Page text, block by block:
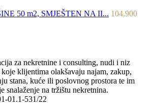
50 m2, SMJEŠTEN NA II... 104,900
za nekretnine i consulting, nudi i niz
klijentima olakšavaju najam, zakup,
stana, kuće ili poslovnog prostora te im
snalaženje na tržištu nekretnina.
01.1-531/22